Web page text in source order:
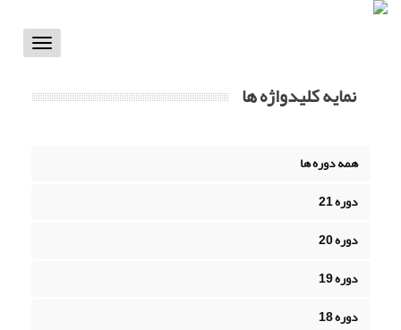
Toggle
نمایه کلیدواژه ها
همه دوره ها
دوره 21
دوره 20
دوره 19
دوره 18